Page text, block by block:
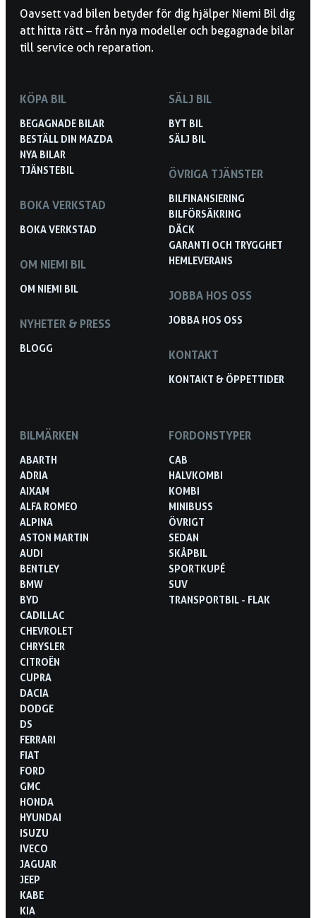
Oavsett vad bilen betyder för dig hjälper Niemi Bil dig
att hitta rätt – från nya modeller och begagnade bilar
till service och reparation.
KÖPA BIL
BEGAGNADE BILAR
BESTÄLL DIN MAZDA
NYA BILAR
TJÄNSTEBIL
BOKA VERKSTAD
BOKA VERKSTAD
OM NIEMI BIL
OM NIEMI BIL
NYHETER & PRESS
BLOGG
SÄLJ BIL
BYT BIL
SÄLJ BIL
ÖVRIGA TJÄNSTER
BILFINANSIERING
BILFÖRSÄKRING
DÄCK
GARANTI OCH TRYGGHET
HEMLEVERANS
JOBBA HOS OSS
JOBBA HOS OSS
KONTAKT
KONTAKT & ÖPPETTIDER
BILMÄRKEN
ABARTH
ADRIA
AIXAM
ALFA ROMEO
ALPINA
ASTON MARTIN
AUDI
BENTLEY
BMW
BYD
CADILLAC
CHEVROLET
CHRYSLER
CITROËN
CUPRA
DACIA
DODGE
DS
FERRARI
FIAT
FORD
GMC
HONDA
HYUNDAI
ISUZU
IVECO
JAGUAR
JEEP
KABE
KIA
FORDONSTYPER
CAB
HALVKOMBI
KOMBI
MINIBUSS
ÖVRIGT
SEDAN
SKÅPBIL
SPORTKUPÉ
SUV
TRANSPORTBIL - FLAK